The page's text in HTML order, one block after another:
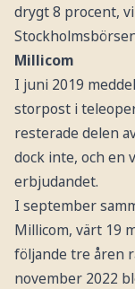
drygt 8 procent,
Millicom
I juni 2019
storpost i
resterade delen
dock inte, och en
erbjudandet.
I september
Millicom, värt 19
följande tre åren
november 2022